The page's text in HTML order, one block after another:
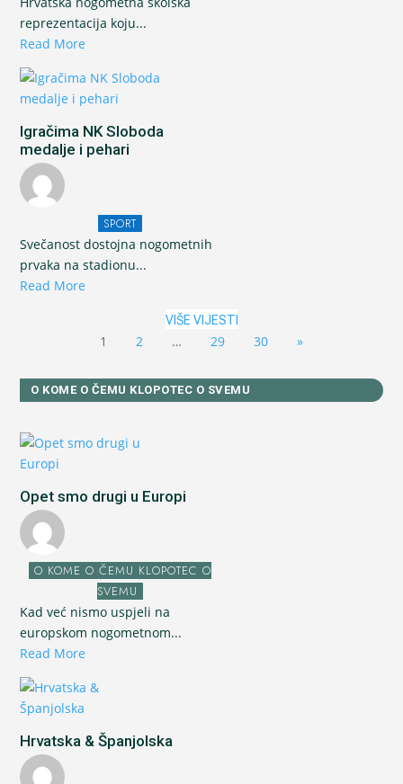
reprezentacija koju...
Read More
Igračima NK Sloboda
medalje i pehari
SPORT
Svečanost dostojna nogometnih
prvaka na stadionu...
Read More
VIŠE VIJESTI
1 2 … 29 30 »
O KOME O ČEMU KLOPOTEC O SVEMU
Opet smo drugi u Europi
O KOME O ČEMU KLOPOTEC O
SVEMU
Kad već nismo uspjeli na
europskom nogometnom...
Read More
Hrvatska & Španjolska